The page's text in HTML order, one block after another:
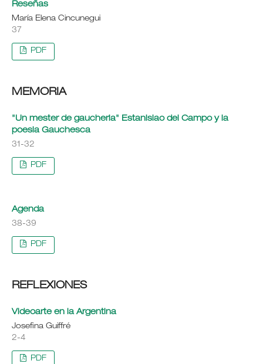
Reseñas
María Elena Cincunegui
37
PDF
MEMORIA
"Un mester de gaucheria" Estanislao del Campo y la
poesia Gauchesca
31-32
PDF
Agenda
38-39
PDF
REFLEXIONES
Videoarte en la Argentina
Josefina Guiffré
2-4
PDF